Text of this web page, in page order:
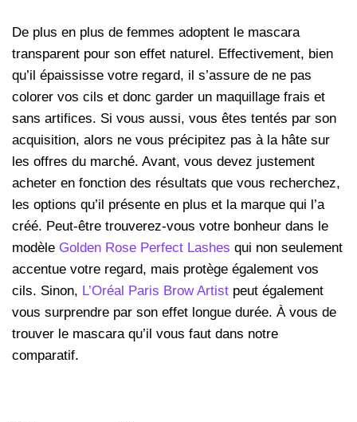
De plus en plus de femmes adoptent le mascara
transparent pour son effet naturel. Effectivement, bien
qu’il épaississe votre regard, il s’assure de ne pas
colorer vos cils et donc garder un maquillage frais et
sans artifices. Si vous aussi, vous êtes tentés par son
acquisition, alors ne vous précipitez pas à la hâte sur
les offres du marché. Avant, vous devez justement
acheter en fonction des résultats que vous recherchez,
les options qu’il présente en plus et la marque qui l’a
créé. Peut-être trouverez-vous votre bonheur dans le
modèle Golden Rose Perfect Lashes qui non seulement
accentue votre regard, mais protège également vos
cils. Sinon, L’Oréal Paris Brow Artist peut également
vous surprendre par son effet longue durée. À vous de
trouver le mascara qu’il vous faut dans notre
comparatif.